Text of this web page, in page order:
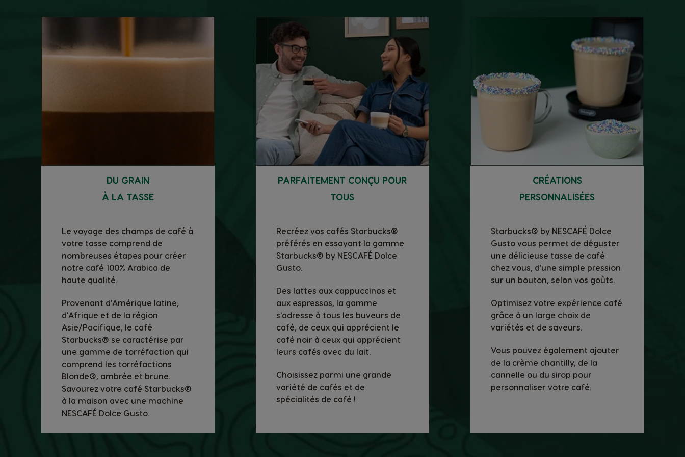
DU GRAIN
À LA TASSE
Le voyage des champs de café à
votre tasse comprend de
nombreuses étapes pour créer
notre café 100% Arabica de
haute qualité.
Provenant d'Amérique latine,
d'Afrique et de la région
Asie/Pacifique, le café
Starbucks® se caractérise par
une gamme de torréfaction qui
comprend les torréfactions
Blonde®, ambrée et brune.
Savourez votre café Starbucks®
à la maison avec une machine
NESCAFÉ Dolce Gusto.
PARFAITEMENT CONÇU POUR
TOUS
Recréez vos cafés Starbucks®
préférés en essayant la gamme
Starbucks® by NESCAFÉ Dolce
Gusto.
Des lattes aux cappuccinos et
aux espressos, la gamme
s'adresse à tous les buveurs de
café, de ceux qui apprécient le
café noir à ceux qui apprécient
leurs cafés avec du lait.
Choisissez parmi une grande
variété de cafés et de
spécialités de café !
CRÉATIONS
PERSONNALISÉES
Starbucks® by NESCAFÉ Dolce
Gusto vous permet de déguster
une délicieuse tasse de café
chez vous, d'une simple pression
sur un bouton, selon vos goûts.
Optimisez votre expérience café
grâce à un large choix de
variétés et de saveurs.
Vous pouvez également ajouter
de la crème chantilly, de la
cannelle ou du sirop pour
personnaliser votre café.